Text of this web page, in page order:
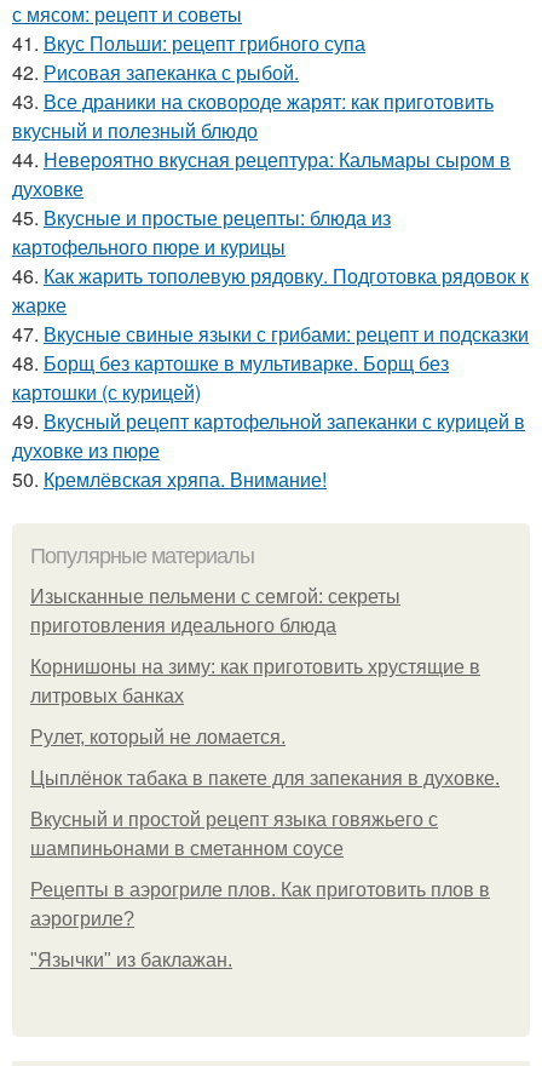
с мясом: рецепт и советы
41. Вкус Польши: рецепт грибного супа
42. Рисовая запеканка с рыбой.
43. Все драники на сковороде жарят: как приготовить
вкусный и полезный блюдо
44. Невероятно вкусная рецептура: Кальмары сыром в
духовке
45. Вкусные и простые рецепты: блюда из
картофельного пюре и курицы
46. Как жарить тополевую рядовку. Подготовка рядовок к
жарке
47. Вкусные свиные языки с грибами: рецепт и подсказки
48. Борщ без картошке в мультиварке. Борщ без
картошки (с курицей)
49. Вкусный рецепт картофельной запеканки с курицей в
духовке из пюре
50. Кремлёвская хряпа. Внимание!
Популярные материалы
Изысканные пельмени с семгой: секреты
приготовления идеального блюда
Корнишоны на зиму: как приготовить хрустящие в
литровых банках
Рулет, который не ломается.
Цыплёнок табака в пакете для запекания в духовке.
Вкусный и простой рецепт языка говяжьего с
шампиньонами в сметанном соусе
Рецепты в аэрогриле плов. Как приготовить плов в
аэрогриле?
"Язычки" из баклажан.